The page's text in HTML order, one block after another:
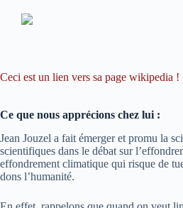
Ceci est un lien vers sa page wikipedia !
Ce que nous apprécions chez lui :
Jean Jouzel a fait émerger et promu la
scientifiques dans le débat sur
effondrement climatique qui risque de
dons l’humanité.